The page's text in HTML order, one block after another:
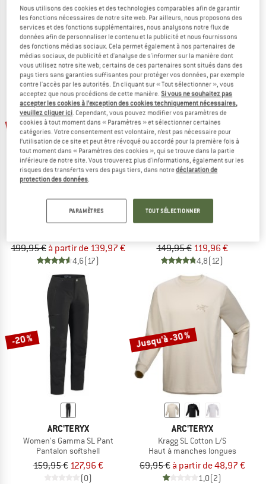
Gamma Pant
Pantalon softshell
199,95 € à partir de 159,96 €
4,8(4)
Women's Sinsola Short 5
Short
99,95 €à partir de 69,97 €
(0)
Jusqu'à -30 %
ARC'TERYX
Women's Kyanite Hoody
199,95 € à partir de 139,97 €
4,6(17)
-20 %
ARC'TERYX
Kyanite Lightweight Hoody
149,95 € 119,96 €
4,8(12)
-20 %
ARC'TERYX
Women's Gamma SL Pant
Pantalon softshell
159,95 € 127,96 €
(0)
Jusqu'à -30 %
ARC'TERYX
Kragg SL Cotton L/S
Haut à manches longues
69,95 € à partir de 48,97 €
1,0(2)
Nous utilisons des cookies et des technologies comparables afin de garantir
les fonctions nécessaires de notre site web. Par ailleurs, nous proposons des
services et des fonctions supplémentaires, nous analysons notre flux de
données afin de personnaliser le contenu et la publicité et nous fournissons
des fonctions médias sociaux. Cela permet également à nos partenaires de
médias sociaux, de publicité et d'analyse de s'informer sur la manière dont
vous utilisez notre site web; certains de ces partenaires sont situés dans des
pays tiers sans garanties suffisantes pour protéger vos données, par exemple
contre l'accès par les autorités. En cliquant sur « Tout sélectionner », vous
acceptez que nous procédions de cette manière.Si vous ne souhaitez pas
accepter les cookies à l’exception des cookies techniquement nécessaires,
veuillez cliquer ici. Cependant, vous pouvez modifier vos paramètres de
cookies à tout moment dans « Paramètres » et sélectionner certaines
catégories. Votre consentement est volontaire, n’est pas nécessaire pour
l’utilisation de ce site et peut être révoqué ou accordé pour la première fois à
tout moment dans « Paramètres des cookies », qui se trouve dans la partie
inférieure de notre site. Vous trouverez plus d'informations, également sur les
risques des transferts vers des pays tiers, dans notredéclaration de
protection des données.
PARAMÈTRES TOUT SÉLECTIONNER